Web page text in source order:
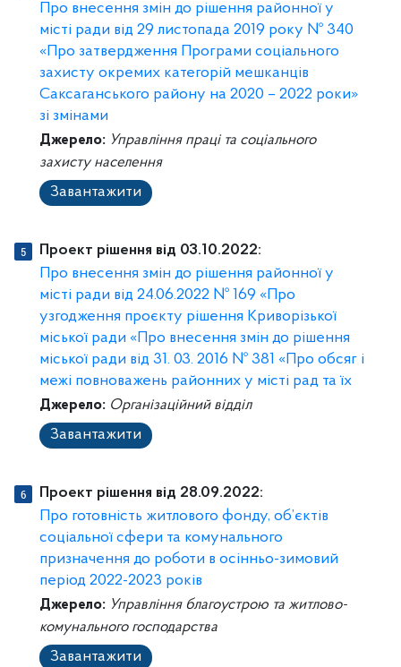
Про внесення змін до рішення районної у
місті ради від 29 листопада 2019 року № 340
«Про затвердження Програми соціального
захисту окремих категорій мешканців
Саксаганського району на 2020 – 2022 роки»
зі змінами
Джерело: Управління праці та соціального
захисту населення
Завантажити
Проект рішення від 03.10.2022:
Про внесення змін до рішення районної у
місті ради від 24.06.2022 № 169 «Про
узгодження проєкту рішення Криворізької
міської ради «Про внесення змін до рішення
міської ради від 31. 03. 2016 № 381 «Про обсяг і
межі повноважень районних у місті рад та їх
Джерело: Організаційний відділ
Завантажити
Проект рішення від 28.09.2022:
Про готовність житлового фонду, об’єктів
соціальної сфери та комунального
призначення до роботи в осінньо-зимовий
період 2022-2023 років
Джерело: Управління благоустрою та житлово-
комунального господарства
Завантажити